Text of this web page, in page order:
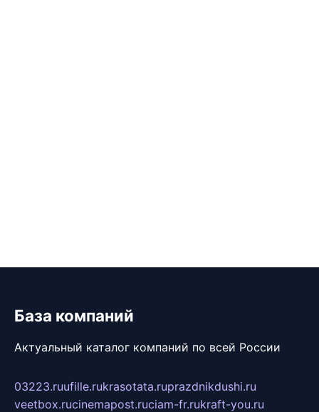
База компаний
Актуальный каталог компаний по всей России
03223.ruufille.rukrasotata.ruprazdnikdushi.ru
veetbox.rucinemapost.ruciam-fr.rukraft-you.ru